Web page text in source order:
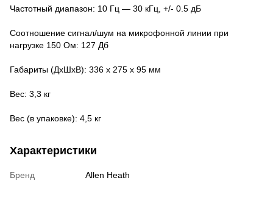
Частотный диапазон: 10 Гц — 30 кГц, +/- 0.5 дБ
Соотношение сигнал/шум на микрофонной линии при
нагрузке 150 Ом: 127 Дб
Габариты (ДxШxВ): 336 х 275 х 95 мм
Вес: 3,3 кг
Вес (в упаковке): 4,5 кг
Характеристики
Бренд Allen Heath